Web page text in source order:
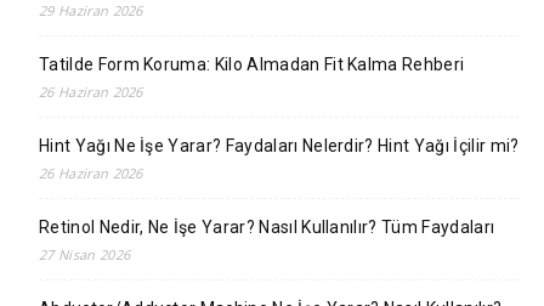
29 Haziran 2026
Tatilde Form Koruma: Kilo Almadan Fit Kalma Rehberi
26 Haziran 2026
Hint Yağı Ne İşe Yarar? Faydaları Nelerdir? Hint Yağı İçilir mi?
26 Haziran 2026
Retinol Nedir, Ne İşe Yarar? Nasıl Kullanılır? Tüm Faydaları
27 Nisan 2026